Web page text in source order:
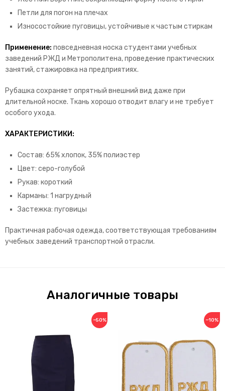
Петли для погон на плечах
Износостойкие пуговицы, устойчивые к частым стиркам
Применение: повседневная носка студентами учебных
заведений РЖД и Метрополитена, проведение практических
занятий, стажировка на предприятиях.
Рубашка сохраняет опрятный внешний вид даже при
длительной носке. Ткань хорошо отводит влагу и не требует
особого ухода.
ХАРАКТЕРИСТИКИ:
Состав: 65% хлопок, 35% полиэстер
Цвет: серо-голубой
Рукав: короткий
Карманы: 1 нагрудный
Застежка: пуговицы
Практичная рабочая одежда, соответствующая требованиям
учебных заведений транспортной отрасли.
Аналогичные товары
−50% −10%